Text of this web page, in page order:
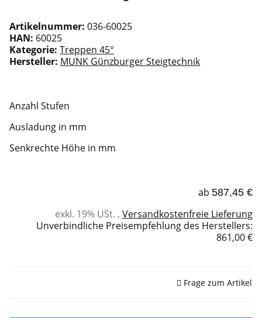
Artikelnummer: 036-60025
HAN: 60025
Kategorie: Treppen 45°
Hersteller: MUNK Günzburger Steigtechnik
Anzahl Stufen
Ausladung in mm
Senkrechte Höhe in mm
ab 587,45 €
exkl. 19% USt. , Versandkostenfreie Lieferung
Unverbindliche Preisempfehlung des Herstellers:
861,00 €
Frage zum Artikel